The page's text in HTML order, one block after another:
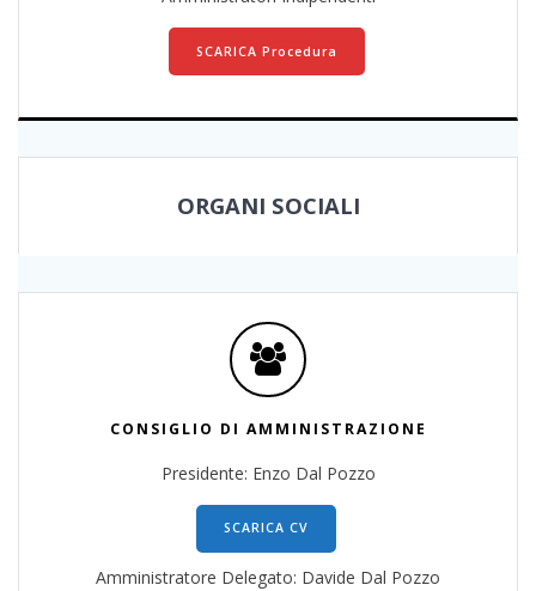
SCARICA Procedura
ORGANI SOCIALI
CONSIGLIO DI AMMINISTRAZIONE
Presidente: Enzo Dal Pozzo
SCARICA CV
Amministratore Delegato: Davide Dal Pozzo